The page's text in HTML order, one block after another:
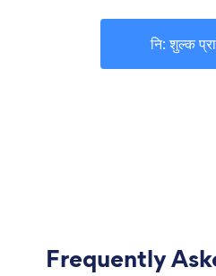
नि: शुल्क
Frequently